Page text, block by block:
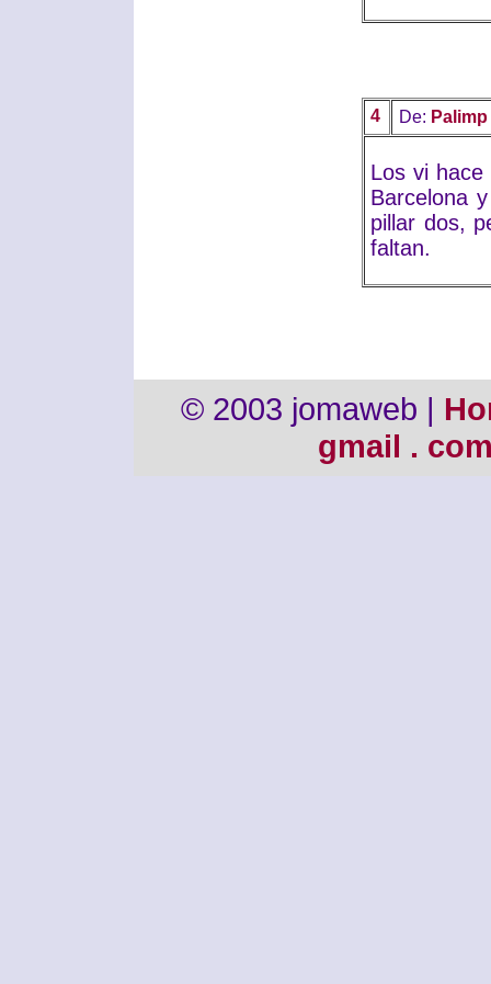
4 De: Palimp
Los vi
Barcelona
pillar dos,
faltan.
© 2003 jomaweb |
gmail .